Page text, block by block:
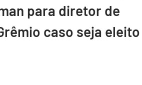
para diretor de
caso seja eleito